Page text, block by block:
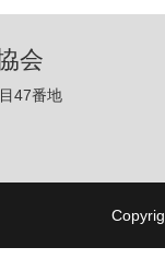
会
47番地